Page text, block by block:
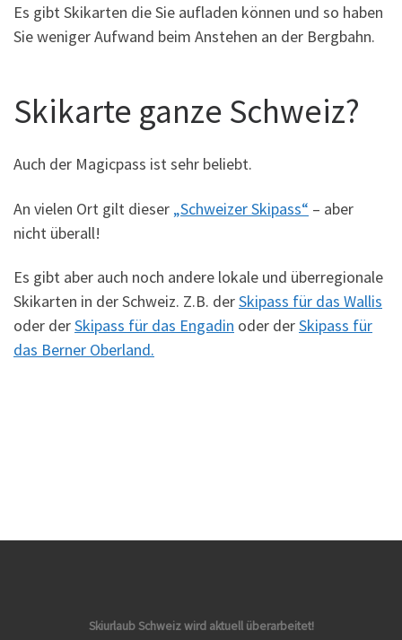
Es gibt Skikarten die Sie aufladen können und so haben
Sie weniger Aufwand beim Anstehen an der Bergbahn.
Skikarte ganze Schweiz?
Auch der Magicpass ist sehr beliebt.
An vielen Ort gilt dieser „Schweizer Skipass“ – aber
nicht überall!
Es gibt aber auch noch andere lokale und überregionale
Skikarten in der Schweiz. Z.B. derSkipass für das Wallis
oder derSkipass für das Engadin oder derSkipass für
das Berner Oberland.
Skiurlaub Schweiz wird aktuell überarbeitet!